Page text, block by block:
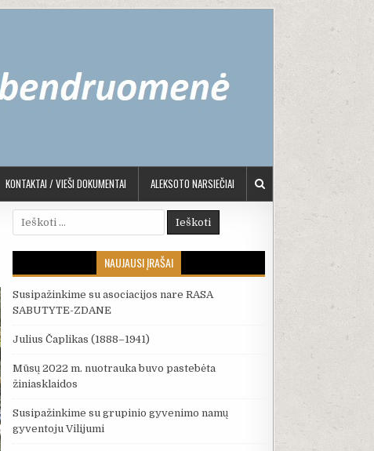
KONTAKTAI / VIEŠI DOKUMENTAI ALEKSOTO NARSIEČIAI
Ieškoti:
NAUJAUSI ĮRAŠAI
Susipažinkime su asociacijos nare RASA
SABUTYTE-ZDANE
Julius Čaplikas (1888–1941)
Mūsų 2022 m. nuotrauka buvo pastebėta
žiniasklaidos
Susipažinkime su grupinio gyvenimo namų
gyventoju Vilijumi